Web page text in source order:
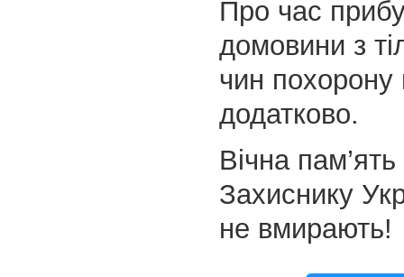
Про час
домовини з
чин похорону
додатково.
Вічна пам’ять
Захиснику
не вмирають!